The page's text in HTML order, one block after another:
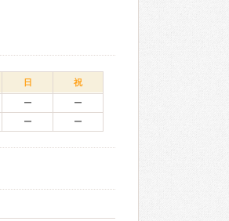
日 祝
ー
ー
ー ー